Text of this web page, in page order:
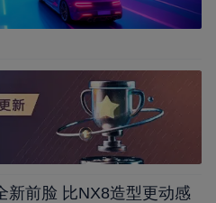
新前脸 比NX8造型更动感